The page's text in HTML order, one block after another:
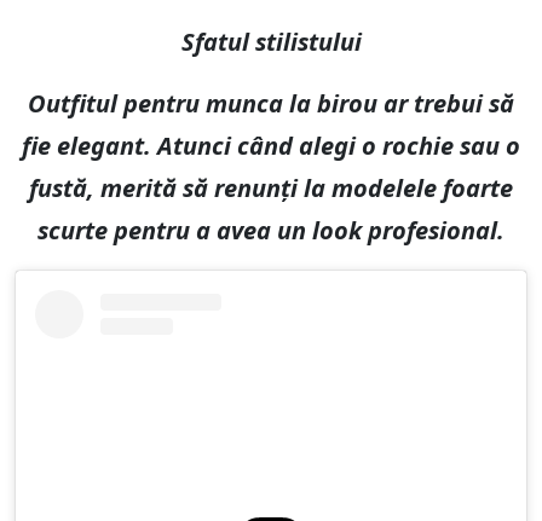
Sfatul stilistului
Outfitul pentru munca la birou ar trebui să
fie elegant. Atunci când alegi o rochie sau o
fustă, merită să renunți la modelele foarte
scurte pentru a avea un look profesional.